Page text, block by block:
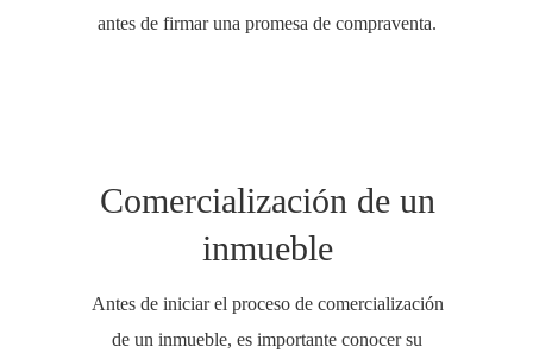
antes de firmar una promesa de compraventa.
Comercialización de un
inmueble
Antes de iniciar el proceso de comercialización
de un inmueble, es importante conocer su